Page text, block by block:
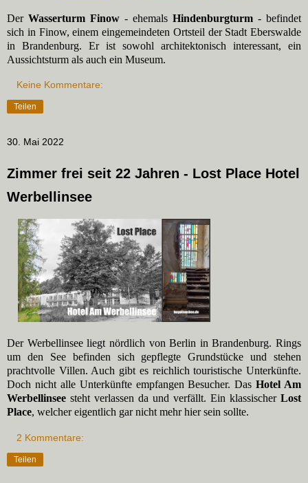
Der Wasserturm Finow - ehemals Hindenburgturm - befindet
sich in Finow, einem eingemeindeten Ortsteil der Stadt Eberswalde
in Brandenburg. Er ist sowohl architektonisch interessant, ein
Aussichtsturm als auch ein Museum.
Keine Kommentare:
Teilen
30. Mai 2022
Zimmer frei seit 22 Jahren - Lost Place Hotel
Werbellinsee
Der Werbellinsee liegt nördlich von Berlin in Brandenburg. Rings
um den See befinden sich gepflegte Grundstücke und stehen
prachtvolle Villen. Auch gibt es reichlich touristische Unterkünfte.
Doch nicht alle Unterkünfte empfangen Besucher. DasHotel Am
Werbellinsee steht verlassen da und verfällt. Ein klassischer Lost
Place, welcher eigentlich gar nicht mehr hier sein sollte.
2 Kommentare:
Teilen